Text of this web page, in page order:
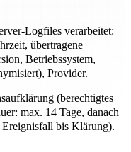
Logfiles verarbeitet:
übertragene
Betriebssystem,
Provider.
(berechtigtes
max. 14 Tage, danach
bis Klärung).